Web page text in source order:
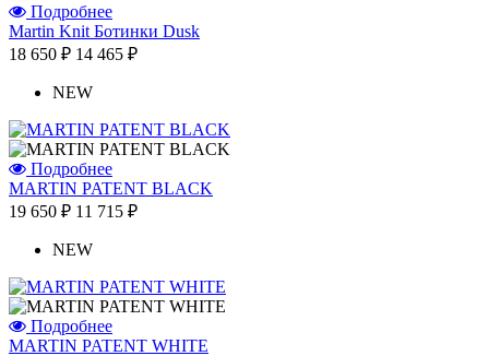
Подробнее
Martin Knit Ботинки Dusk
18 650 ₽ 14 465 ₽
NEW
Подробнее
MARTIN PATENT BLACK
19 650 ₽ 11 715 ₽
NEW
Подробнее
MARTIN PATENT WHITE